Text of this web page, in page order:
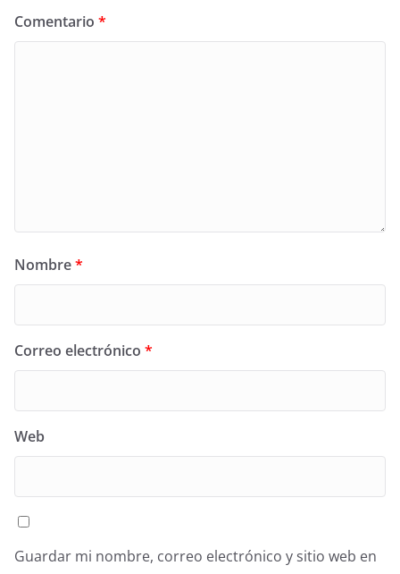
Comentario *
Nombre*
Correo electrónico *
Web
Guardar mi nombre, correo electrónico y sitio web en